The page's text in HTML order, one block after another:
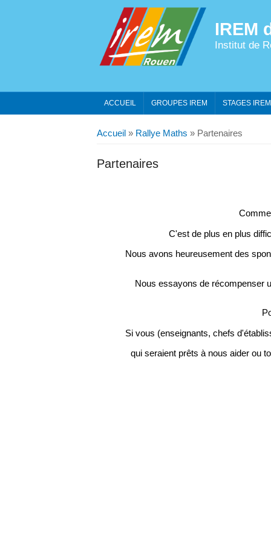
IREM
Institut de
ACCUEIL GROUPES IREM STAGES IREM
Vous êtes ici
Accueil » Rallye Maths » Partenaires
Partenaires
C'est de plus en plus
Nous avons heureusement des
Nous essayons de récompenser
Si vous (enseignants, chefs
qui seraient prêts à nous aider ou